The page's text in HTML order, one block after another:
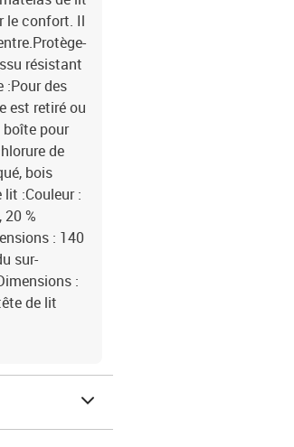
le confort. Il
résistant
:Pour des
est retiré ou
pour
de
bois
:Couleur :
%
: 140
sur-
:
de lit